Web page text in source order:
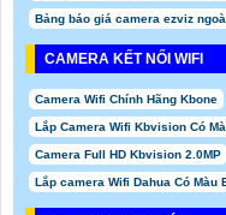
Bảng báo giá camera ezviz
CAMERA KẾT NỐI WIFI
Camera Wifi Chính Hãng Kbone
Lắp Camera Wifi Kbvision Có
Camera Full HD Kbvision 2.0MP
Lắp camera Wifi Dahua Có Màu